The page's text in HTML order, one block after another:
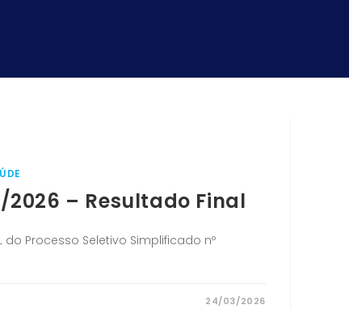
2026 – Resultado Final
do Processo Seletivo Simplificado nº
24/03/2026